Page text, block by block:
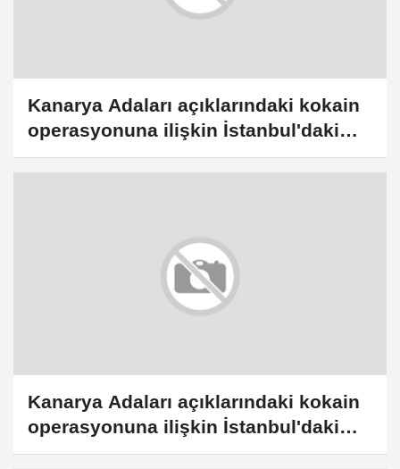
Kanarya Adaları açıklarındaki kokain
operasyonuna ilişkin İstanbul'daki
soruşturmada 10 zanlıya tutuklama
Kanarya Adaları açıklarındaki kokain
operasyonuna ilişkin İstanbul'daki
soruşturmada gözaltına alınan 12